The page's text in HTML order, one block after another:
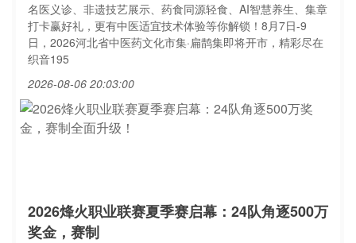
名医义诊、非遗技艺展示、药食同源轻食、AI智慧养生、集章
打卡赢好礼，更有中医适宜技术体验等你解锁！8月7日-9
日，2026河北省中医药文化市集·扁鹊集即将开市，精彩尽在
织音195
2026-08-06 20:03:00
2026烽火职业联赛夏季赛启幕：24队角逐500万
奖金，赛制